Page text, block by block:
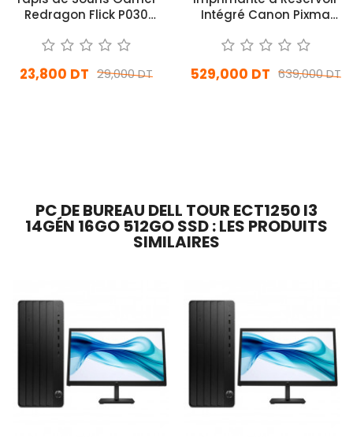
Redragon Flick P030
29,000 DT
23,800 DT
Intégré Canon Pixma
Noir
639,000 DT
529,000 DT
PC DE BUREAU DELL TOUR ECT1250 I3
14GÉN 16GO 512GO SSD : LES PRODUITS
SIMILAIRES